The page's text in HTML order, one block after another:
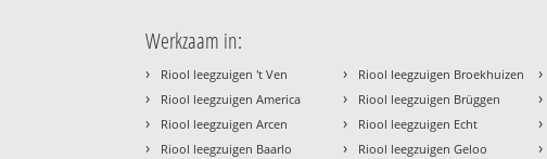
Werkzaam in:
› Riool leegzuigen 't Ven
› Riool leegzuigen America
› Riool leegzuigen Arcen
› Riool leegzuigen Baarlo
› Riool leegzuigen Broekhuizen
› Riool leegzuigen Brüggen
› Riool leegzuigen Echt
› Riool leegzuigen Geloo
›
›
›
›